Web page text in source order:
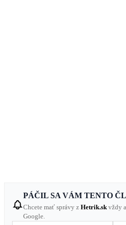
PÁČIL SA VÁM TENTO
Chcete mať správy z Hetrik.skvždy
Google.